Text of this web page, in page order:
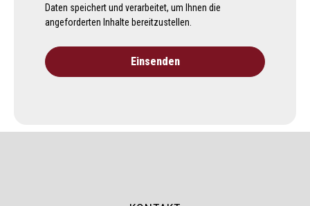
Daten speichert und verarbeitet, um Ihnen die
angeforderten Inhalte bereitzustellen.